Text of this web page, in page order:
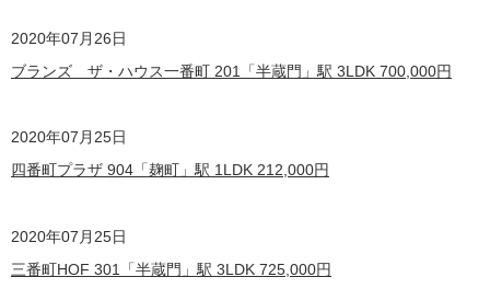
2020年07月26日
ブランズ ザ・ハウス一番町 201「半蔵門」駅 3LDK 700,000円
2020年07月25日
四番町プラザ 904「麹町」駅 1LDK 212,000円
2020年07月25日
三番町HOF 301「半蔵門」駅 3LDK 725,000円